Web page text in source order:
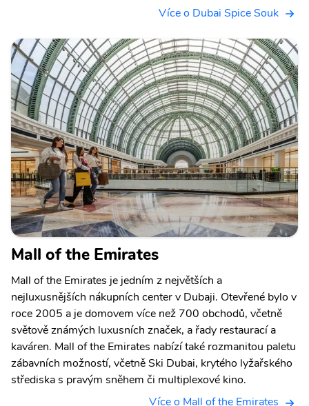
Více o Dubai Spice Souk
Mall of the Emirates
Mall of the Emirates je jedním z největších a
nejluxusnějších nákupních center v Dubaji. Otevřené bylo v
roce 2005 a je domovem více než 700 obchodů, včetně
světově známých luxusních značek, a řady restaurací a
kaváren. Mall of the Emirates nabízí také rozmanitou paletu
zábavních možností, včetně Ski Dubai, krytého lyžařského
střediska s pravým sněhem či multiplexové kino.
Více o Mall of the Emirates